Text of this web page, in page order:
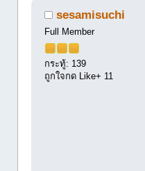
sesamisuchi
Full Member
กระทู้: 139
ถูกใจกด Like+ 11